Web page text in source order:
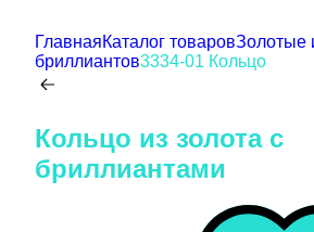
ГлавнаяКаталог товаровЗолотые
бриллиантов3334-01 Кольцо
Кольцо из золота c
бриллиантами